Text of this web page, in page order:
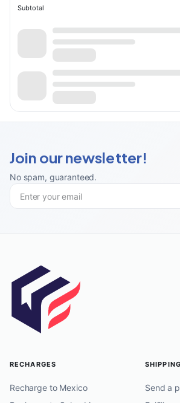
Subtotal
Join our newsletter!
No spam, guaranteed.
RECHARGES
Recharge to Mexico
SHIPPING
Send a